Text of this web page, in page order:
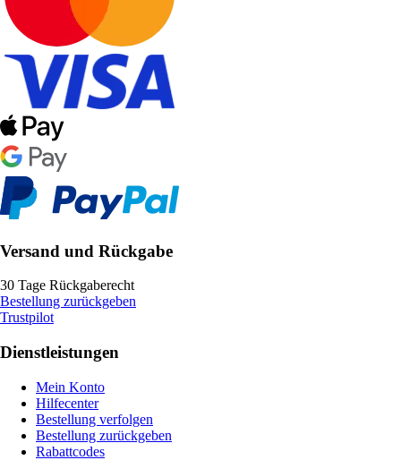
Versand und Rückgabe
30 Tage Rückgaberecht
Bestellung zurückgeben
Trustpilot
Dienstleistungen
Mein Konto
Hilfecenter
Bestellung verfolgen
Bestellung zurückgeben
Rabattcodes